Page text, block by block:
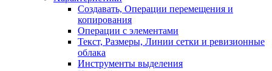
Создавать, Операции перемещения и
копирования
Операции с элементами
Текст, Размеры, Линии сетки и ревизионные
облака
Инструменты выделения